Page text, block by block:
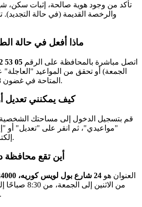
تأكد من وجود هوية صالحة، إثبات سكن،
والرخصة القديمة (في حالة
ماذا أفعل في حالة
اتصل مباشرة بالمحافظة على الرقم 05 53 02 02 02
الجمعة) أو تحقق من المواعيد "العاجلة"
المتاحة في غضون 48 ساعة لبعض الحالات.
كيف يمكنني تعديل
قم بتسجيل الدخول إلى مساحتك الشخصية
"مواعيدي"، ثم انقر على "تعديل" أو
إلكتروني للتأكيد بعد الإجراء.
أين تقع محافظة
العنوان هو 24 شارع بول لويس كوريه، 24000 بيريغو
4:00 مساءً يوم الجمعة).